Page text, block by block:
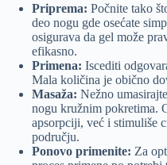
Priprema: Počnite tako
deo nogu gde osećate
osigurava da gel može
efikasno.
Primena: Iscediti
Mala količina je obično
Masaža: Nežno
nogu kružnim pokretima.
apsorpciji, već i stimuliše
području.
Ponovo primenite: Za